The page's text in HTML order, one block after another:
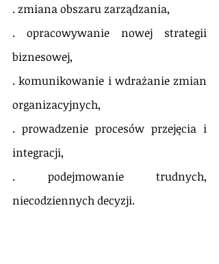
. zmiana obszaru zarządzania,
. opracowywanie nowej strategii
biznesowej,
. komunikowanie i wdrażanie zmian
organizacyjnych,
. prowadzenie procesów przejęcia i
integracji,
. podejmowanie trudnych,
niecodziennych decyzji.